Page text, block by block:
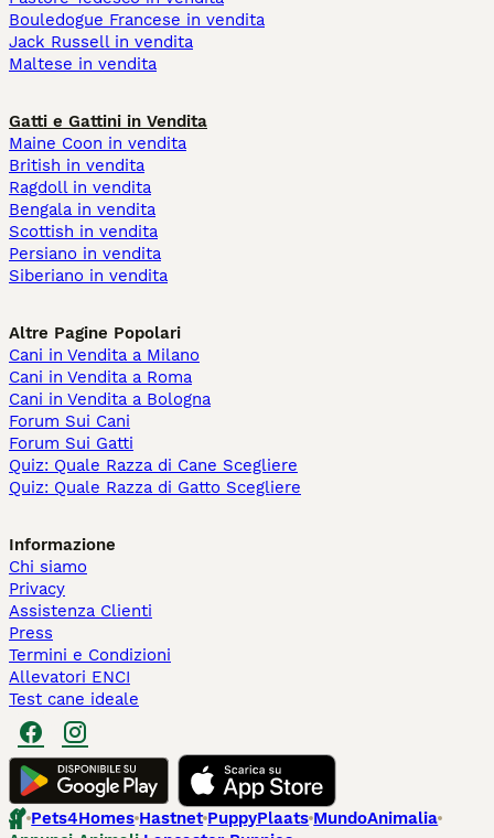
Bouledogue Francese in vendita
Jack Russell in vendita
Maltese in vendita
Gatti e Gattini in Vendita
Maine Coon in vendita
British in vendita
Ragdoll in vendita
Bengala in vendita
Scottish in vendita
Persiano in vendita
Siberiano in vendita
Altre Pagine Popolari
Cani in Vendita a Milano
Cani in Vendita a Roma
Cani in Vendita a Bologna
Forum Sui Cani
Forum Sui Gatti
Quiz: Quale Razza di Cane Scegliere
Quiz: Quale Razza di Gatto Scegliere
Informazione
Chi siamo
Privacy
Assistenza Clienti
Press
Termini e Condizioni
Allevatori ENCI
Test cane ideale
Pets4Homes Hastnet PuppyPlaats MundoAnimalia